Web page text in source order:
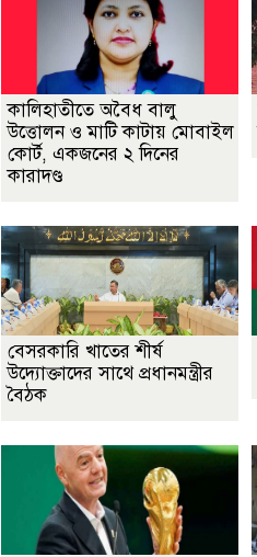
কালিহাতীতে অবৈধ বালু
উত্তোলন ও মাটি কাটায় মোবাইল
কোর্ট, একজনের ২ দিনের
কারাদণ্ড
বেসরকারি খাতের শীর্ষ
উদ্যোক্তাদের সাথে প্রধানমন্ত্রীর
বৈঠক